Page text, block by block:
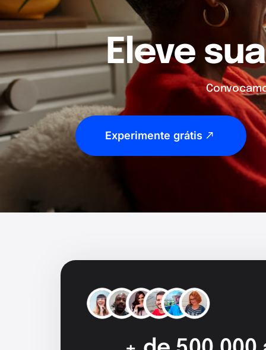
Eleve
Experimente grátis